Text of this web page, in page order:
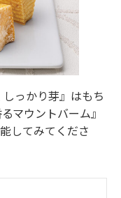
っかり芽』はもち
マウントバーム』
してみてくださ